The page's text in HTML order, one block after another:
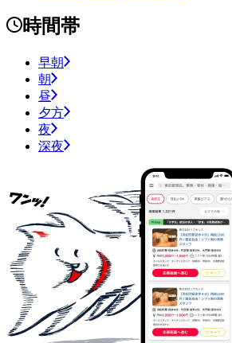
時間帯
早朝
朝
昼
夕方
夜
深夜